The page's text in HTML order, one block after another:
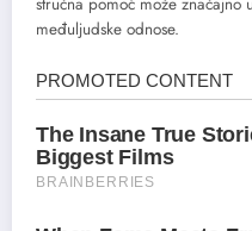
međuljudske odnose.